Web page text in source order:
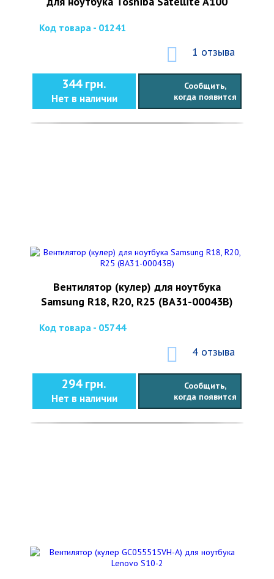
Код товара - 01241
1 отзыва
344 грн.
Нет в наличии
Сообщить,
когда появится
Вентилятор (кулер) для ноутбука
Samsung R18, R20, R25 (BA31-00043B)
Код товара - 05744
4 отзыва
294 грн.
Нет в наличии
Сообщить,
когда появится